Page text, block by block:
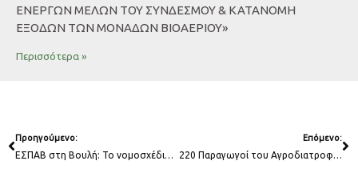
ΕΝΕΡΓΩΝ ΜΕΛΩΝ ΤΟΥ ΣΥΝΔΕΣΜΟΥ & ΚΑΤΑΝΟΜΗ
ΕΞΟΔΩΝ ΤΩΝ ΜΟΝΑΔΩΝ ΒΙΟΑΕΡΙΟΥ»
Περισσότερα »
Prev
Προηγούμενο:
ΕΣΠΑΒ στη Βουλή: Το νομοσχέδιο για το βιομεθάνιο χρειάζεται διορθώσεις για να λειτουργήσει
Επόμενο:
220 Παραγωγοί του Αγροδιατροφικού Τομέα Ζητούν Στήριξη του Βιοαερίου